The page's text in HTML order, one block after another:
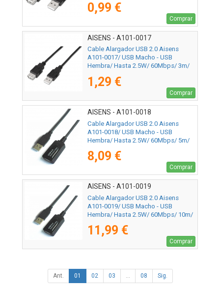
0,99 €
Comprar
AISENS - A101-0017
Cable Alargador USB 2.0 Aisens
A101-0017/ USB Macho - USB
Hembra/ Hasta 2.5W/ 60Mbps/ 3m/
1,29 €
Comprar
AISENS - A101-0018
Cable Alargador USB 2.0 Aisens
A101-0018/ USB Macho - USB
Hembra/ Hasta 2.5W/ 60Mbps/ 5m/
8,09 €
Comprar
AISENS - A101-0019
Cable Alargador USB 2.0 Aisens
A101-0019/ USB Macho - USB
Hembra/ Hasta 2.5W/ 60Mbps/ 10m/
11,99 €
Comprar
Ant. 01 02 03 ... 08 Sig.